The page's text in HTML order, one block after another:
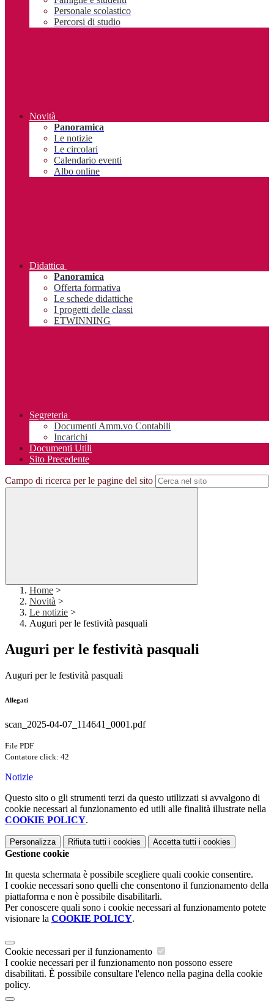
Personale scolastico
Percorsi di studio
Novità
Panoramica
Le notizie
Le circolari
Calendario eventi
Albo online
Didattica
Panoramica
Offerta formativa
Le schede didattiche
I progetti delle classi
ETWINNING
Segreteria
Documenti Amm.vo Contabili
Incarichi
Documenti Utili
Sito Precedente
Campo di ricerca per le pagine del sito
Home >
Novità >
Le notizie >
Auguri per le festività pasquali
Auguri per le festività pasquali
Auguri per le festività pasquali
Allegati
scan_2025-04-07_114641_0001.pdf
File PDF
Contatore click: 42
Notizie
Questo sito o gli strumenti terzi da questo utilizzati si avvalgono di
cookie necessari al funzionamento ed utili alle finalità illustrate nella
COOKIE POLICY.
Personalizza Rifiuta tutti i cookies Accetta tutti i cookies
Gestione cookie
In questa schermata è possibile scegliere quali cookie consentire.
I cookie necessari sono quelli che consentono il funzionamento della
piattaforma e non è possibile disabilitarli.
Per conoscere quali sono i cookie necessari al funzionamento potete
visionare la COOKIE POLICY.
Cookie necessari per il funzionamento
I cookie necessari per il funzionamento non possono essere
disabilitati. È possibile consultare l'elenco nella pagina della cookie
policy.